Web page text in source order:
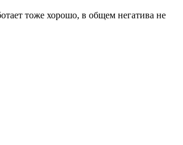
тоже хорошо, в общем негатива не